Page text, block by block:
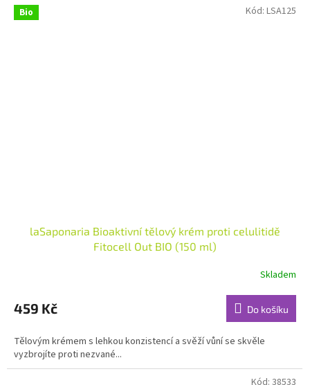
Bio
laSaponaria Bioaktivní tělový krém proti celulitidě
Fitocell Out BIO (150 ml)
produktu
je
z
5
hvězdiček.
Skladem
459 Kč Do košíku
Tělovým krémem s lehkou konzistencí a svěží vůní se skvěle
vyzbrojíte proti nezvané...
Kód: LSA125